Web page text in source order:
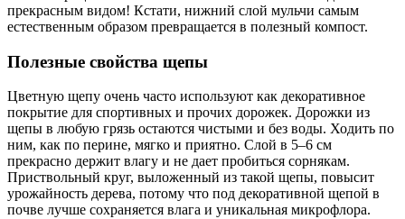
прекрасным видом! Кстати, нижний слой мульчи самым
естественным образом превращается в полезный компост.
Полезные свойства щепы
Цветную щепу очень часто используют как декоративное
покрытие для спортивных и прочих дорожек. Дорожки из
щепы в любую грязь остаются чистыми и без воды. Ходить по
ним, как по перине, мягко и приятно. Слой в 5–6 см
прекрасно держит влагу и не дает пробиться сорнякам.
Приствольный круг, выложенный из такой щепы, повысит
урожайность дерева, потому что под декоративной щепой в
почве лучше сохраняется влага и уникальная микрофлора.